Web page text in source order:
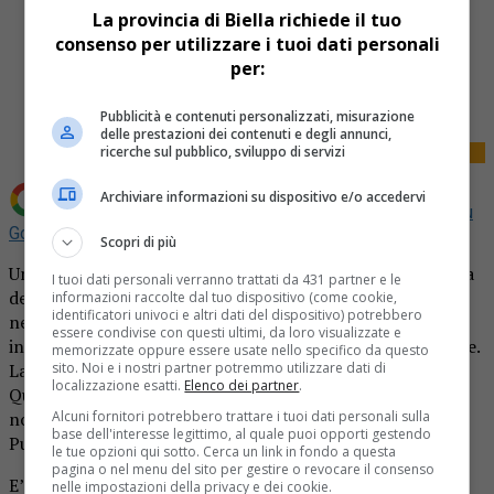
Aggiungi La Provincia di Biella come
Fonte preferita su
Google
Una bimba di cinque mesi è morta mentre si trovava a casa
della nonna. La tragedia si è consumata ieri sera a Torino,
nel quartiere Barriera di Milano. La piccola è rimasta
incastrata con la testa tra la testiera del letto e un mobile.
La nonna si era assentata un attimo per andare in bagno.
Quando è tornata in camera, si è accorta che la neonata
non respirava più e ha subito chiamato i soccorsi.
Purtroppo non c’è stato nulla da fare.
E’ il secondo tragico incidente nell’ultima settimana in
La provincia di Biella richiede il tuo
consenso per utilizzare i tuoi dati personali
per:
Pubblicità e contenuti personalizzati, misurazione
delle prestazioni dei contenuti e degli annunci,
ricerche sul pubblico, sviluppo di servizi
Archiviare informazioni su dispositivo e/o accedervi
Scopri di più
I tuoi dati personali verranno trattati da 431 partner e le
informazioni raccolte dal tuo dispositivo (come cookie,
identificatori univoci e altri dati del dispositivo) potrebbero
essere condivise con questi ultimi, da loro visualizzate e
memorizzate oppure essere usate nello specifico da questo
sito. Noi e i nostri partner potremmo utilizzare dati di
localizzazione esatti. Elenco dei partner.
Alcuni fornitori potrebbero trattare i tuoi dati personali sulla
base dell'interesse legittimo, al quale puoi opporti gestendo
le tue opzioni qui sotto. Cerca un link in fondo a questa
pagina o nel menu del sito per gestire o revocare il consenso
nelle impostazioni della privacy e dei cookie.